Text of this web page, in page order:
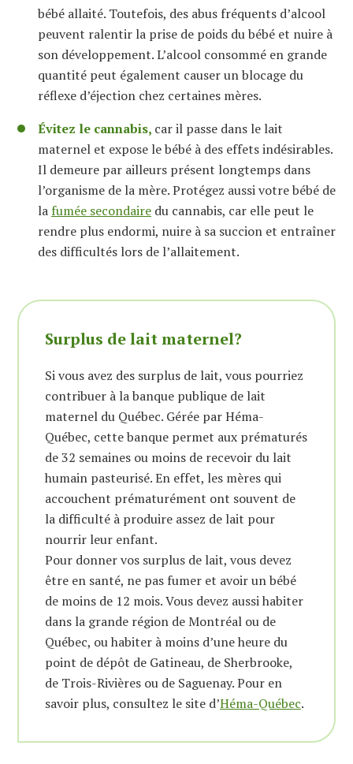
bébé allaité. Toutefois, des abus fréquents d’alcool
peuvent ralentir la prise de poids du bébé et nuire à
son développement. L’alcool consommé en grande
quantité peut également causer un blocage du
réflexe d’éjection chez certaines mères.
Évitez le cannabis, car il passe dans le lait
maternel et expose le bébé à des effets indésirables.
Il demeure par ailleurs présent longtemps dans
l’organisme de la mère. Protégez aussi votre bébé de
la fumée secondaire du cannabis, car elle peut le
rendre plus endormi, nuire à sa succion et entraîner
des difficultés lors de l’allaitement.
Surplus de lait maternel?
Si vous avez des surplus de lait, vous pourriez
contribuer à la banque publique de lait
maternel du Québec. Gérée par Héma-
Québec, cette banque permet aux prématurés
de 32 semaines ou moins de recevoir du lait
humain pasteurisé. En effet, les mères qui
accouchent prématurément ont souvent de
la difficulté à produire assez de lait pour
nourrir leur enfant.
Pour donner vos surplus de lait, vous devez
être en santé, ne pas fumer et avoir un bébé
de moins de 12 mois. Vous devez aussi habiter
dans la grande région de Montréal ou de
Québec, ou habiter à moins d’une heure du
point de dépôt de Gatineau, de Sherbrooke,
de Trois-Rivières ou de Saguenay. Pour en
savoir plus, consultez le site d’Héma-Québec.